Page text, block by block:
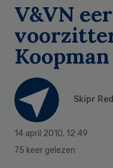
V&VN
Koopman
Skipr
14 april 2010, 12:49
75 keer gelezen